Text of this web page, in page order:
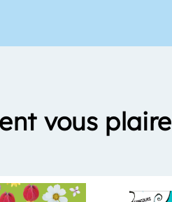
vous plaire